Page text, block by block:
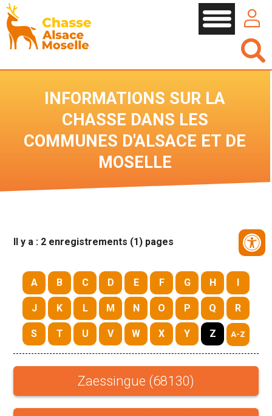
INFORMATIONS SUR LA
CHASSE DANS LES
COMMUNES D'ALSACE ET DE
MOSELLE
Il y a : 2 enregistrements (1) pages
A B C D E F G H
J K L M N O P Q R
S T U V W X Y Z A-Z
Zaessingue (68130)
Cookies management panel